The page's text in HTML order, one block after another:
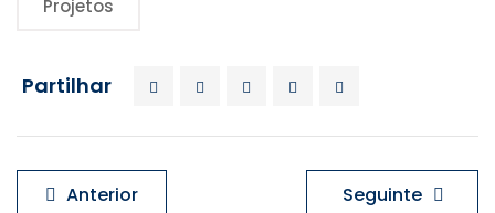
Projetos
Partilhar
Navegação
Anterior Seguinte